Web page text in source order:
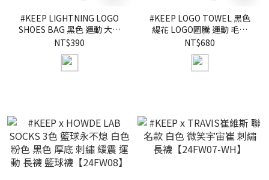
#KEEP LIGHTNING LOGO
SHOES BAG 黑色 運動 大容
量 透氣 手提 小閃電 LOGO
鞋袋包【KS317】
NT$390
#KEEP LOGO TOWEL 黑色
緹花 LOGO圖騰 運動 毛巾
【KS287-BK】
NT$680